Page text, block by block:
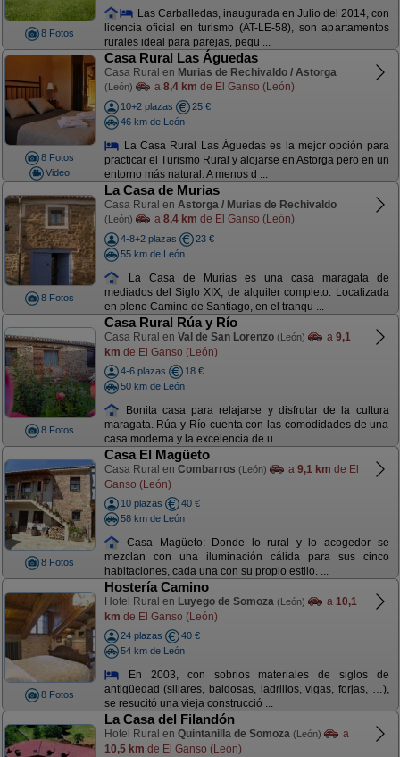
8 Fotos
Las Carballedas, inaugurada en Julio del 2014, con
licencia oficial en turismo (AT-LE-58), son apartamentos
rurales ideal para parejas, pequ ...
8 Fotos
Video
Casa Rural Las Águedas
Casa Rural en Murias de Rechivaldo / Astorga
(León) a 8,4 km de El Ganso (León)
10+2 plazas
25 €
46 km de León
La Casa Rural Las Águedas es la mejor opción para
practicar el Turismo Rural y alojarse en Astorga pero en un
entorno más natural. A menos d ...
8 Fotos
La Casa de Murias
Casa Rural en Astorga / Murias de Rechivaldo
(León) a 8,4 km de El Ganso (León)
4-8+2 plazas
23 €
55 km de León
La Casa de Murias es una casa maragata de
mediados del Siglo XIX, de alquiler completo. Localizada
en pleno Camino de Santiago, en el tranqu ...
8 Fotos
Casa Rural Rúa y Río
Casa Rural en Val de San Lorenzo (León) a 9,1
km de El Ganso (León)
4-6 plazas
18 €
50 km de León
Bonita casa para relajarse y disfrutar de la cultura
maragata. Rúa y Río cuenta con las comodidades de una
casa moderna y la excelencia de u ...
8 Fotos
Casa El Magüeto
Casa Rural en Combarros (León) a 9,1 km de El
Ganso (León)
10 plazas
40 €
58 km de León
Casa Magüeto: Donde lo rural y lo acogedor se
mezclan con una iluminación cálida para sus cinco
habitaciones, cada una con su propio estilo. ...
8 Fotos
Hostería Camino
Hotel Rural en Luyego de Somoza (León) a 10,1
km de El Ganso (León)
24 plazas
40 €
54 km de León
En 2003, con sobrios materiales de siglos de
antigüedad (sillares, baldosas, ladrillos, vigas, forjas, …),
se resucitó una vieja construcció ...
La Casa del Filandón
Hotel Rural en Quintanilla de Somoza (León)
a
10,5 km de El Ganso (León)